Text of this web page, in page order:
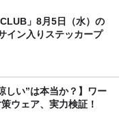
」8月5日（水）の
イン入りステッカープ
しい”は本当か？】ワー
ウェア、実力検証！